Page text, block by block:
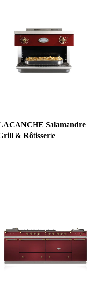
Salamandre
& Rôtisserie